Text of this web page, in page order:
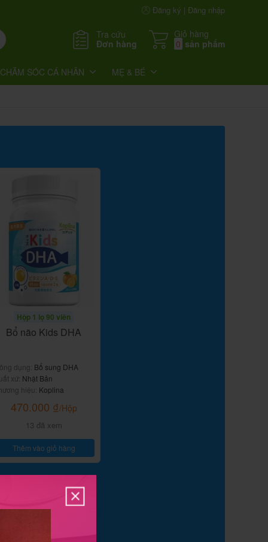
Đăng ký | Đăng nhập
Tra cứu
Đơn hàng
Giỏ hàng
0 sản phẩm
CHĂM SÓC CÁ NHÂN
MẸ & BÉ
Hộp 1 lọ 90 viên
Bổ não Kids DHA
dụng: Bổ sung DHA
xứ: Nhật Bản
hiệu: Koplina
470.000 ₫/Hộp
13 đã xem
Thêm vào giỏ hàng